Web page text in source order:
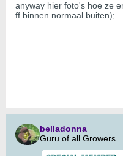
anyway hier foto's hoe ze
ff binnen normaal buiten);
belladonna
Guru of all Growers